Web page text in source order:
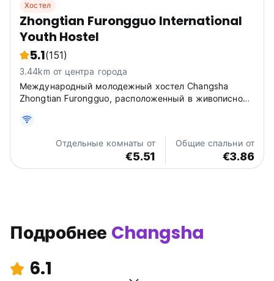
Хостел
Zhongtian Furongguo International
Youth Hostel
5.1(151)
3.44km от центра города
Международный молодежный хостел Changsha
Zhongtian Furongguo, расположенный в живописном
для вашего путешествия.
Отдельные комнаты от
€5.51
Общие спальни от
€3.86
Подробнее Changsha
6.1